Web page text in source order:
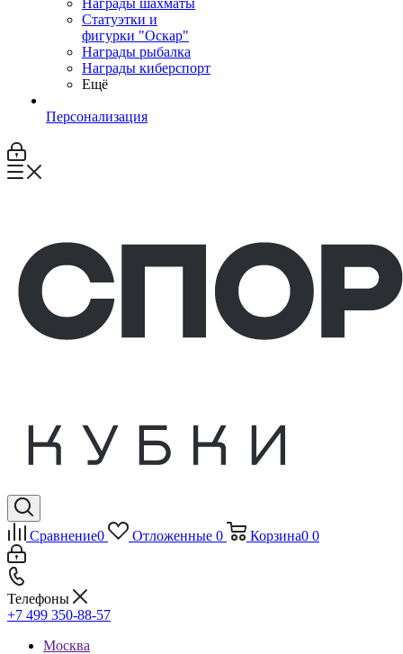
Награды шахматы
Статуэтки и
фигурки "Оскар"
Награды рыбалка
Награды киберспорт
Ещё
Персонализация
Сравнение0 Отложенные 0 Корзина0 0
Телефоны
+7 499 350-88-57
Москва